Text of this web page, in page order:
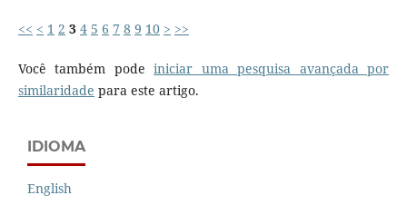
<< < 1 2 3 4 5 6 7 8 9 10 > >>
Você também podeiniciar uma pesquisa avançada por
similaridade para este artigo.
IDIOMA
English